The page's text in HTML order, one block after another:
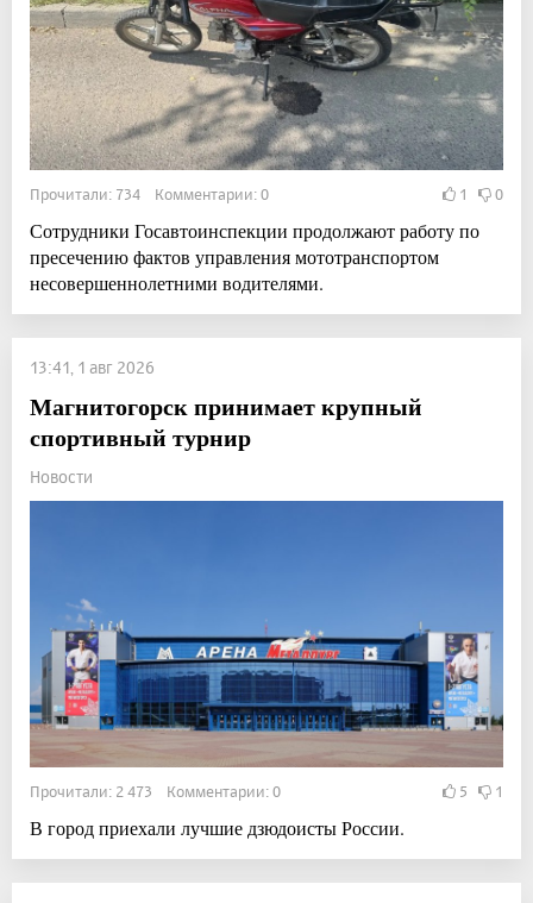
Прочитали: 734 Комментарии: 0 1 0
Сотрудники Госавтоинспекции продолжают работу по
пресечению фактов управления мототранспортом
несовершеннолетними водителями.
13:41, 1 авг 2026
Магнитогорск принимает крупный
спортивный турнир
Новости
Прочитали: 2 473 Комментарии: 0 5 1
В город приехали лучшие дзюдоисты России.